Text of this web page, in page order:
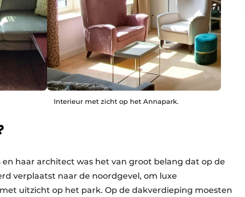
Interieur met zicht op het Annapark.
en haar architect was het van groot belang dat op de
verplaatst naar de noordgevel, om luxe
uitzicht op het park. Op de dakverdieping moesten